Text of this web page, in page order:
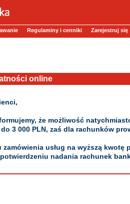
Regulaminy i cenniki Zarejestruj się
online
że możliwość
3 000 PLN, zaś dla rachunków
zamówienia usług na wyższą
nadania rachunek